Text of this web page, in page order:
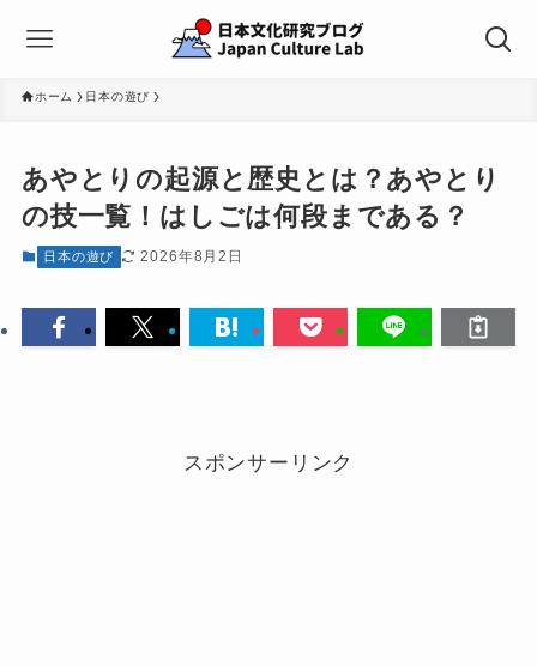
ホーム 日本の遊び
あやとりの起源と歴史とは？あやとり
の技一覧！はしごは何段まである？
日本の遊び 2026年8月2日
スポンサーリンク